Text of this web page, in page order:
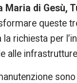
Maria di Gesù,
queste
richiesta per
alle